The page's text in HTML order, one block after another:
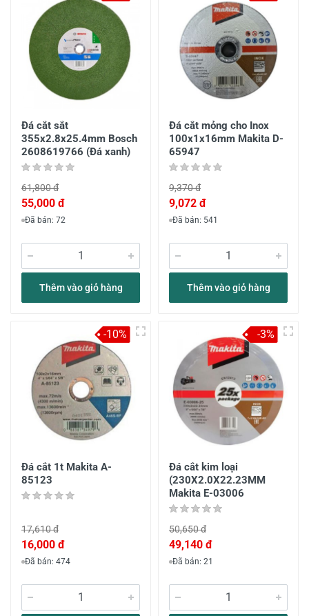
Đá cắt sắt
355x2.8x25.4mm Bosch
2608619766 (Đá xanh)
61,800 đ
55,000 đ
Đã bán: 72
Thêm vào giỏ hàng
Đá cắt mỏng cho Inox
100x1x16mm Makita D-
65947
9,370 đ
9,072 đ
Đã bán: 541
Thêm vào giỏ hàng
Đá cắt 1t Makita A-
85123
17,610 đ
16,000 đ
Đã bán: 474
-10%
Đá cắt kim loại
(230X2.0X22.23MM
Makita E-03006
50,650 đ
49,140 đ
Đã bán: 21
-3%